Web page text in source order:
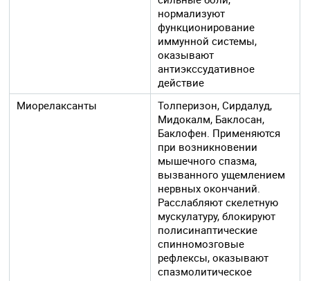
нормализуют
функционирование
иммунной системы,
оказывают
антиэкссудативное
действие
Миорелаксанты
Толперизон, Сирдалуд,
Мидокалм, Баклосан,
Баклофен. Применяются
при возникновении
мышечного спазма,
вызванного ущемлением
нервных окончаний.
Расслабляют скелетную
мускулатуру, блокируют
полисинаптические
спинномозговые
рефлексы, оказывают
спазмолитическое